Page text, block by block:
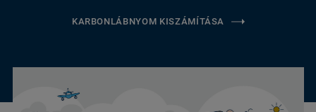
KARBONLÁBNYOM KISZÁMÍTÁSA